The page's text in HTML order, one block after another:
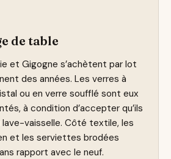
de table
et Gigogne s’achètent par lot
des années. Les verres à
ou en verre soufflé sont eux
à condition d’accepter qu’ils
lave-vaisselle. Côté textile, les
et les serviettes brodées
rapport avec le neuf.